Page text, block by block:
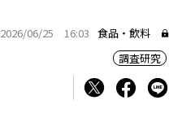
2026/06/25 16:03 食品・飲料
調査研究